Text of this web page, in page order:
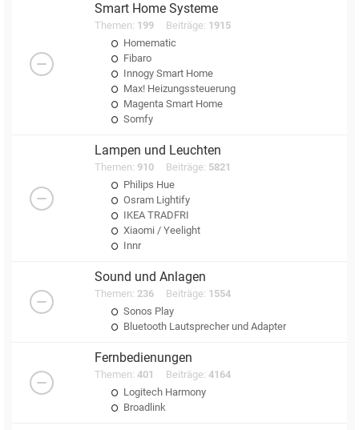
Smart Home Systeme
Themen: 199 Beiträge: 1915
Homematic
Fibaro
Innogy Smart Home
Max! Heizungssteuerung
Magenta Smart Home
Somfy
Lampen und Leuchten
Themen: 910 Beiträge: 5821
Philips Hue
Osram Lightify
IKEA TRADFRI
Xiaomi / Yeelight
Innr
Sound und Anlagen
Themen: 236 Beiträge: 1554
Sonos Play
Bluetooth Lautsprecher und Adapter
Fernbedienungen
Themen: 401 Beiträge: 4164
Logitech Harmony
Broadlink